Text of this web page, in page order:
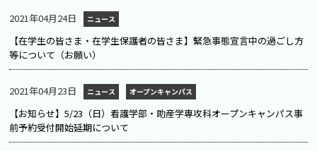
2021年04月24日 ニュース
【在学生の皆さま・在学生保護者の皆さま】緊急事態宣言中の過ごし方
等について（お願い）
2021年04月23日 ニュース オープンキャンパス
【お知らせ】5/23（日）看護学部・助産学専攻科オープンキャンパス事
前予約受付開始延期について